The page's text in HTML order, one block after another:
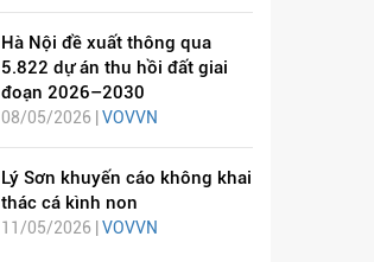
Hà Nội đề xuất thông qua
5.822 dự án thu hồi đất giai
đoạn 2026–2030
08/05/2026 | VOVVN
Lý Sơn khuyến cáo không khai
thác cá kình non
11/05/2026 | VOVVN